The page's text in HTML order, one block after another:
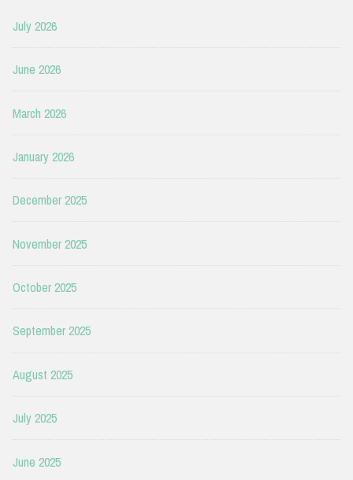
July 2026
June 2026
March 2026
January 2026
December 2025
November 2025
October 2025
September 2025
August 2025
July 2025
June 2025